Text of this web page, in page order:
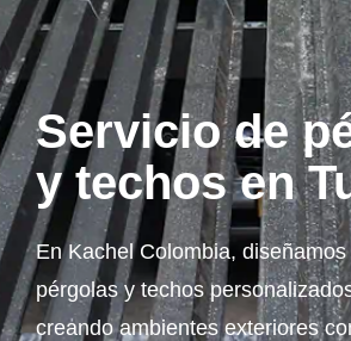
Servicio de
y techos en
En Kachel Colombia,
pérgolas y techos
creando ambientes exteriores